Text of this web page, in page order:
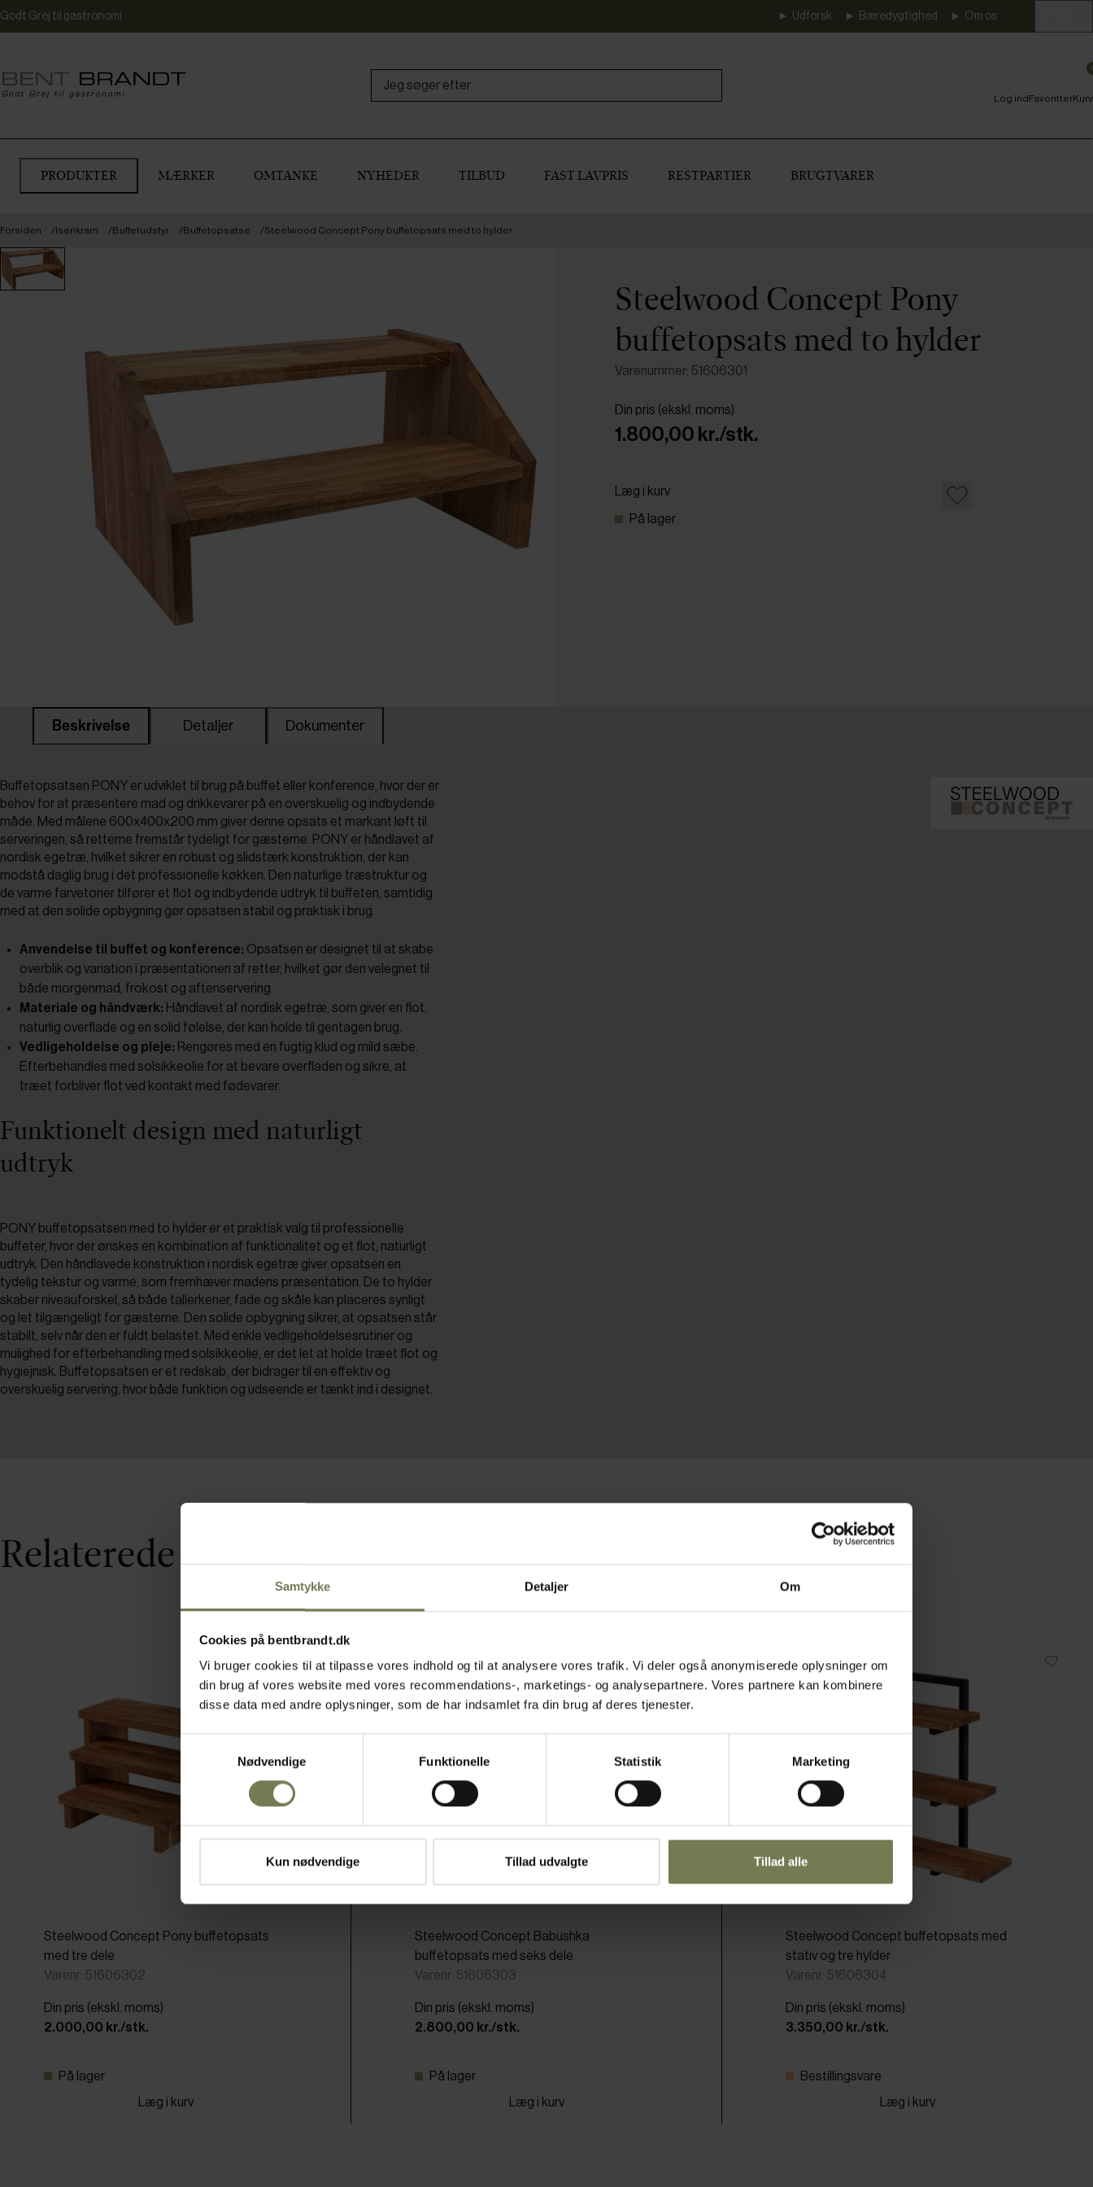
Samtykke Detaljer Om
Cookies på bentbrandt.dk
Vi bruger cookies til at tilpasse vores indhold og til at analysere vores trafik. Vi deler også anonymiserede oplysninger om
din brug af vores website med vores recommendations-, marketings- og analysepartnere. Vores partnere kan kombinere
disse data med andre oplysninger, som de har indsamlet fra din brug af deres tjenester.
Samtykkevalg
Nødvendige
Funktionelle Statistik Marketing
Kun nødvendige Tillad udvalgte Tillad alle
Godt Grej til gastronomi Udforsk Bæredygtighed Om os
Log indFavoritterKurv
PRODUKTER MÆRKER OMTANKE NYHEDER TILBUD FAST LAVPRIS RESTPARTIER BRUGTVARER
Forsiden Isenkram Buffetudstyr Buffetopsatse Steelwood Concept Pony buffetopsats med to hylder
Steelwood Concept Pony
buffetopsats med to hylder
Varenummer: 51606301
Din pris (ekskl. moms)
1.800,00 kr./stk.
Læg i kurv
På lager
Beskrivelse Detaljer Dokumenter
Buffetopsatsen PONY er udviklet til brug på buffet eller konference, hvor der er
behov for at præsentere mad og drikkevarer på en overskuelig og indbydende
måde. Med målene 600x400x200 mm giver denne opsats et markant løft til
serveringen, så retterne fremstår tydeligt for gæsterne. PONY er håndlavet af
nordisk egetræ, hvilket sikrer en robust og slidstærk konstruktion, der kan
modstå daglig brug i det professionelle køkken. Den naturlige træstruktur og
de varme farvetoner tilfører et flot og indbydende udtryk til buffeten, samtidig
med at den solide opbygning gør opsatsen stabil og praktisk i brug.
Anvendelse til buffet og konference: Opsatsen er designet til at skabe
overblik og variation i præsentationen af retter, hvilket gør den velegnet til
både morgenmad, frokost og aftenservering.
Materiale og håndværk: Håndlavet af nordisk egetræ, som giver en flot,
naturlig overflade og en solid følelse, der kan holde til gentagen brug.
Vedligeholdelse og pleje: Rengøres med en fugtig klud og mild sæbe.
Efterbehandles med solsikkeolie for at bevare overfladen og sikre, at
træet forbliver flot ved kontakt med fødevarer.
Funktionelt design med naturligt
udtryk
PONY buffetopsatsen med to hylder er et praktisk valg til professionelle
buffeter, hvor der ønskes en kombination af funktionalitet og et flot, naturligt
udtryk. Den håndlavede konstruktion i nordisk egetræ giver opsatsen en
tydelig tekstur og varme, som fremhæver madens præsentation. De to hylder
skaber niveauforskel, så både tallerkener, fade og skåle kan placeres synligt
og let tilgængeligt for gæsterne. Den solide opbygning sikrer, at opsatsen står
stabilt, selv når den er fuldt belastet. Med enkle vedligeholdelsesrutiner og
mulighed for efterbehandling med solsikkeolie, er det let at holde træet flot og
hygiejnisk. Buffetopsatsen er et redskab, der bidrager til en effektiv og
overskuelig servering, hvor både funktion og udseende er tænkt ind i designet.
Relaterede varer
Steelwood Concept Pony buffetopsats
med tre dele
Varenr: 51606302
Din pris (ekskl. moms)
2.000,00 kr./stk.
På lager
Læg i kurv
Steelwood Concept Babushka
buffetopsats med seks dele
Varenr: 51606303
Din pris (ekskl. moms)
2.800,00 kr./stk.
På lager
Læg i kurv
Steelwood Concept buffetopsats med
stativ og tre hylder
Varenr: 51606304
Din pris (ekskl. moms)
3.350,00 kr./stk.
Bestillingsvare
Læg i kurv